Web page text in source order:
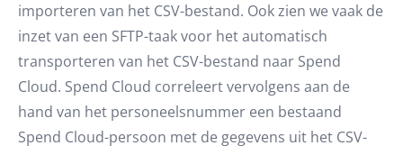
importeren van het CSV-bestand. Ook zien we vaak de
inzet van een SFTP-taak voor het automatisch
transporteren van het CSV-bestand naar Spend
Cloud. Spend Cloud correleert vervolgens aan de
hand van het personeelsnummer een bestaand
Spend Cloud-persoon met de gegevens uit het CSV-